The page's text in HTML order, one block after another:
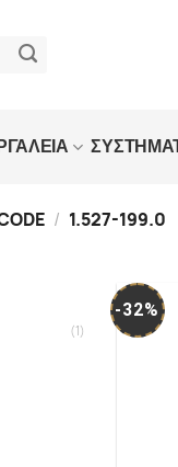
/ 1.527-199.0
(1)
-32%